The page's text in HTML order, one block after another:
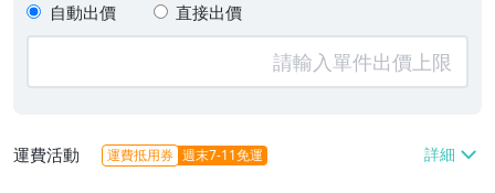
自動出價 直接出價
運費活動 運費抵用券 週末7-11免運